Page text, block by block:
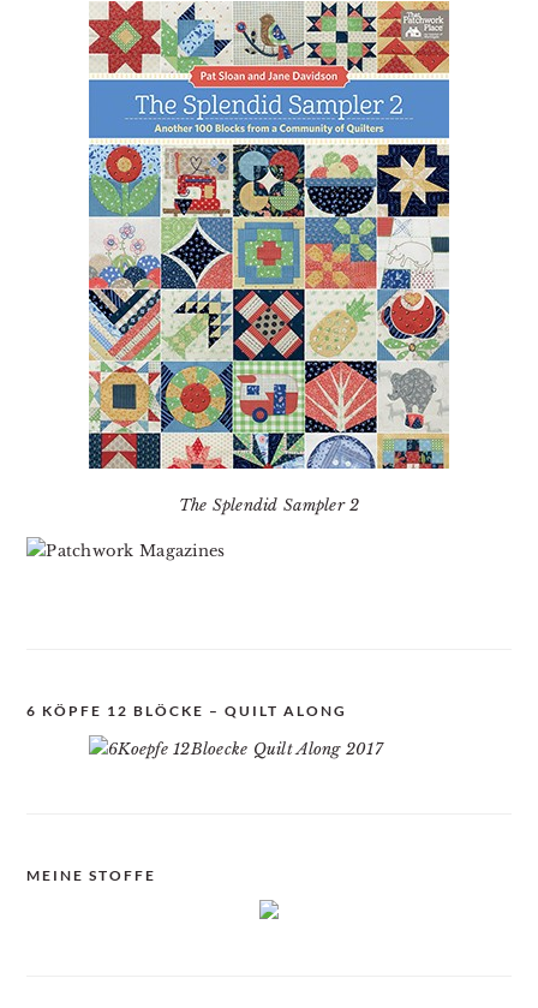
The Splendid Sampler 2
6 KÖPFE 12 BLÖCKE – QUILT ALONG
MEINE STOFFE